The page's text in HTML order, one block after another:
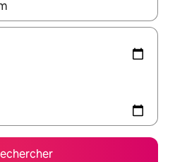
utilisez les flèches vers le